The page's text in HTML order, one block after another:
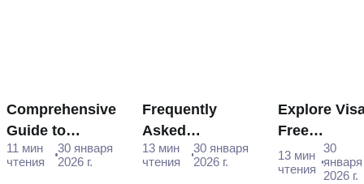
Comprehensive
Guide to
Russian e-Visa
11 мин
чтения
30 января
2026 г.
Frequently
Asked
Questions -
13 мин
чтения
30 января
2026 г.
Explore
Free
for Thai
13 мин
чтения
30
января
2026 г.